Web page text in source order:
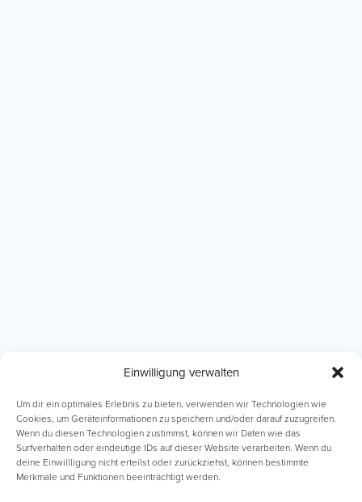
Einwilligung verwalten
Um dir ein optimales Erlebnis zu bieten, verwenden wir Technologien wie
Cookies, um Geräteinformationen zu speichern und/oder darauf zuzugreifen.
Wenn du diesen Technologien zustimmst, können wir Daten wie das
Surfverhalten oder eindeutige IDs auf dieser Website verarbeiten. Wenn du
deine Einwillligung nicht erteilst oder zurückziehst, können bestimmte
Merkmale und Funktionen beeinträchtigt werden.
ABI Intensivkurse Online-Kurse
Einzelnachhilfe Lernhefte